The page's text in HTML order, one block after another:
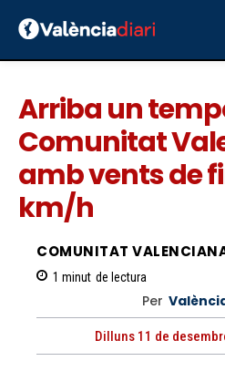
Arriba un
Comunitat
amb vents de
km/h
COMUNITAT
1 minut de lectura
Per
Dilluns 11 de